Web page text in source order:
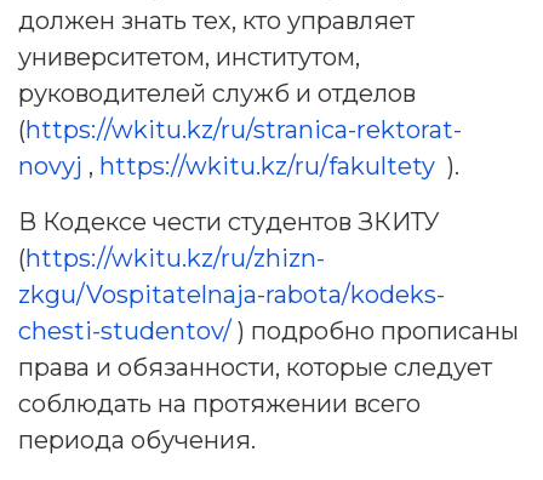
должен знать тех, кто управляет
университетом, институтом,
руководителей служб и отделов
(https://wkitu.kz/ru/stranica-rektorat-
novyj , https://wkitu.kz/ru/fakultety ).
В Кодексе чести студентов ЗКИТУ
(https://wkitu.kz/ru/zhizn-
zkgu/Vospitatelnaja-rabota/kodeks-
chesti-studentov/ ) подробно прописаны
права и обязанности, которые следует
соблюдать на протяжении всего
периода обучения.